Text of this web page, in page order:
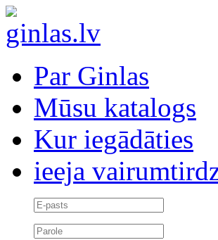
Par Ginlas
Mūsu katalogs
Kur iegādāties
ieeja